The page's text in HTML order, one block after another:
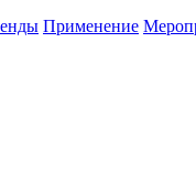
Применение